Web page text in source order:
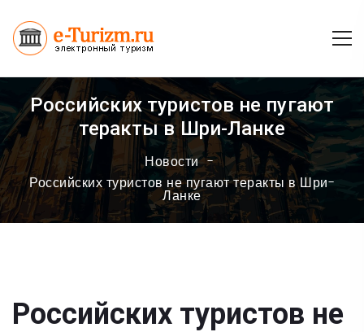
Российских туристов не пугают
теракты в Шри-Ланке
Новости
Российских туристов не пугают теракты в Шри-
Ланке
Российских туристов не